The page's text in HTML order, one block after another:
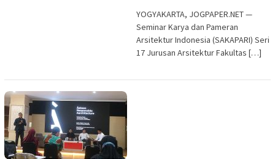
YOGYAKARTA, JOGPAPER.NET —
Seminar Karya dan Pameran
Arsitektur Indonesia (SAKAPARI) Seri
17 Jurusan Arsitektur Fakultas […]